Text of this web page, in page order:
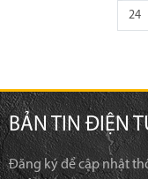
24
BẢN TIN ĐIỆN
Đăng ký để cập nhật